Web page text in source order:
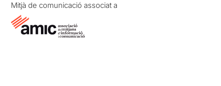
Mitjà de comunicació associat a